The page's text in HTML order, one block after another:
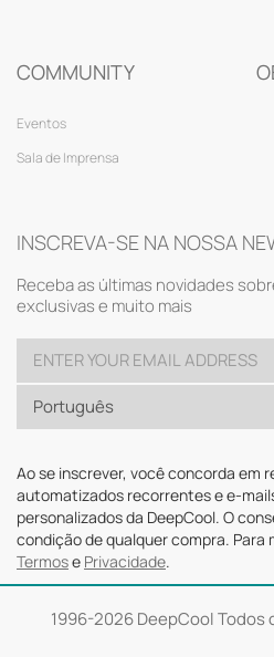
COMMUNITY
Eventos
Sala de Imprensa
INSCREVA-SE NA NOSSA
Receba as últimas novidades
exclusivas e muito mais
Português
Ao se inscrever, você concorda em
automatizados recorrentes e e-
personalizados da DeepCool. O
condição de qualquer compra.
Termose Privacidade.
1996-2026 DeepCool Todos